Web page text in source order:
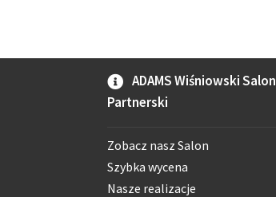
ADAMS Wiśniowski Salon
Partnerski
Zobacz nasz Salon
Szybka wycena
Nasze realizacje